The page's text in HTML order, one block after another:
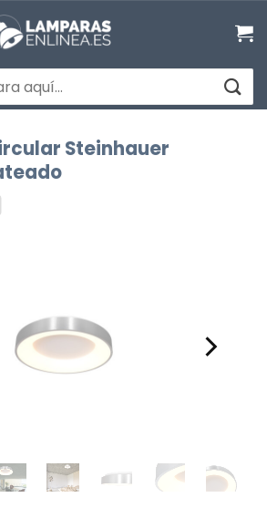
Steinhauer